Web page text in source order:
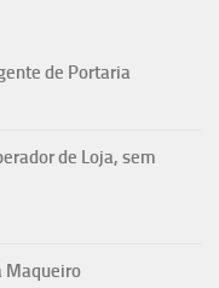
de Portaria
de Loja, sem
Maqueiro